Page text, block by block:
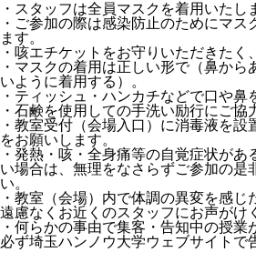
・スタッフは全員マスクを着用いたし
・ご参加の際は感染防止のためにマス
ます。
・咳エチケットをお守りいただきたく
・マスクの着用は正しい形で（鼻から
いように着用する）。
・ティッシュ・ハンカチなどで口や鼻
・石鹸を使用しての手洗い励行にご協
・教室受付（会場入口）に消毒液を設
をお願いします。
・発熱・咳・全身痛等の自覚症状があ
い場合は、無理をなさらずご参加の是
い。
・教室（会場）内で体調の異変を感
遠慮なくお近くのスタッフにお声がけ
・何らかの事由で集客・告知中の授業
必ず埼玉ハンノウ大学ウェブサイトで